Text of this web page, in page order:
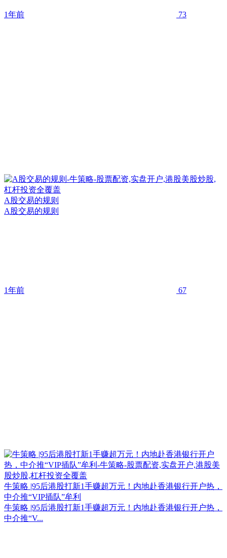
1年前 73
A股交易的规则
A股交易的规则
1年前 67
牛策略 |95后港股打新1手赚超万元！内地赴香港银行开户热，
中介推“VIP插队”牟利
牛策略 |95后港股打新1手赚超万元！内地赴香港银行开户热，
中介推“V...